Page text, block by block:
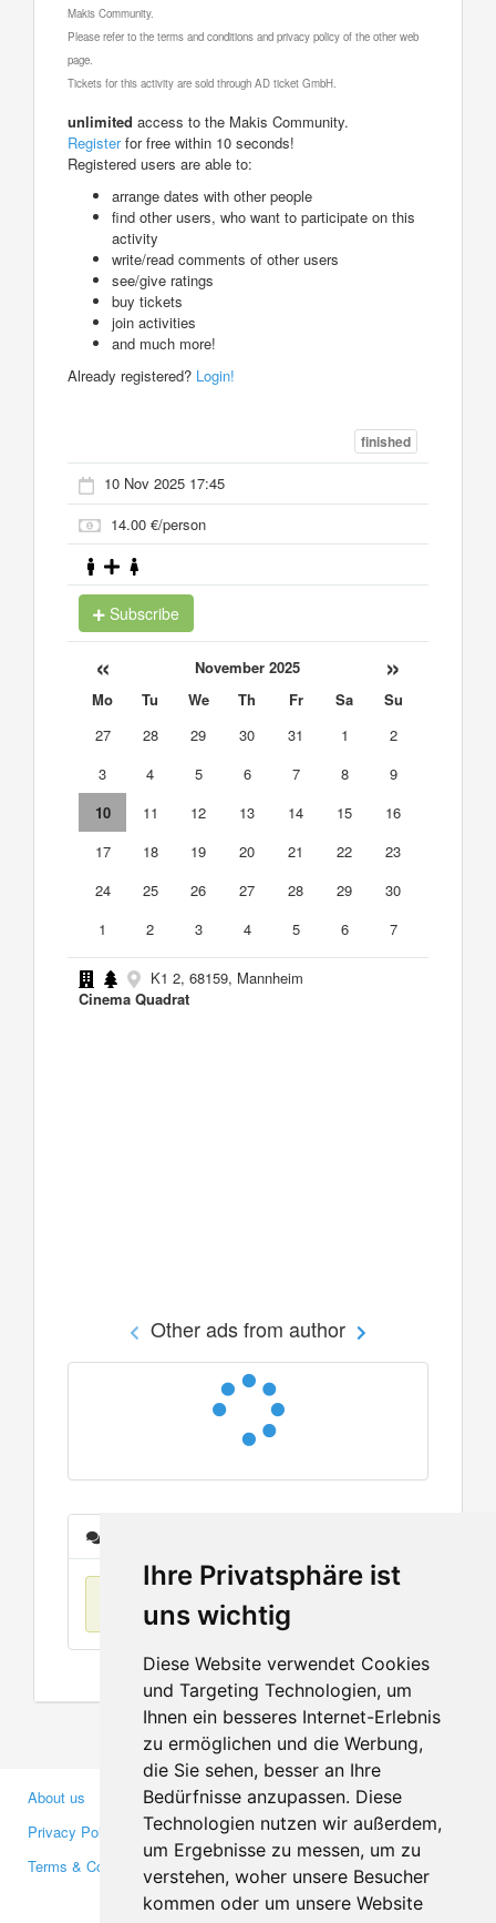
Ihre Privatsphäre ist
uns wichtig
Diese Website verwendet Cookies
und Targeting Technologien, um
Ihnen ein besseres Internet-Erlebnis
zu ermöglichen und die Werbung,
die Sie sehen, besser an Ihre
Bedürfnisse anzupassen. Diese
Technologien nutzen wir außerdem,
um Ergebnisse zu messen, um zu
verstehen, woher unsere Besucher
kommen oder um unsere Website
Makis Community.
Please refer to the terms and conditions and privacy policy of the other web
page.
Tickets for this activity are sold through AD ticket GmbH.
unlimited access to the Makis Community.
Registerfor free within 10 seconds!
Registered users are able to:
arrange dates with other people
find other users, who want to participate on this
activity
write/read comments of other users
see/give ratings
buy tickets
join activities
and much more!
Already registered? Login!
finished
10 Nov 2025 17:45
14.00 €/person
Subscribe
« November 2025 »
Mo Tu We Th Fr Sa
Su
27
28 29 30 31 1
2
3
4 5 6 7 8
9
10
11 12 13 14 15
16
17
18 19 20 21 22
23
24
25 26 27 28 29
30
1
2 3 4 5 6 7
K1 2, 68159, Mannheim
Cinema Quadrat
Other ads from author
No items found
About us
Privacy Policy
Terms & Conditions
Business Partners
Investors
Media